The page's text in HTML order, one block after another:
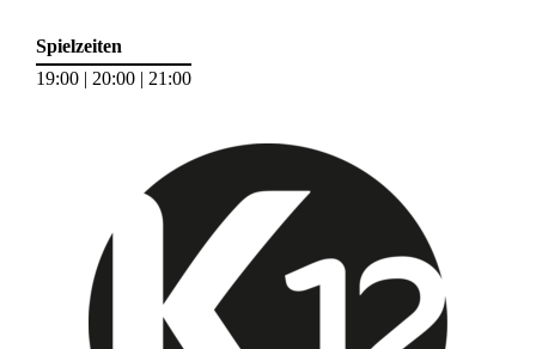
Spielzeiten
19:00 | 20:00 | 21:00